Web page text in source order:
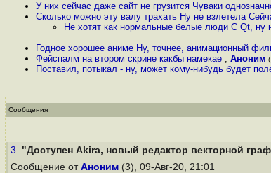
У них сейчас даже сайт не грузится Чуваки
Сколько можно эту валу трахать Ну не взлетела
Не хотят как нормальные белые люди C Qt, ну
Годное хорошее аниме Ну, точнее, анимационный
Фейспалм на втором скрине какбы намекае , Аноним
Поставил, потыкал - ну, может кому-нибудь будет
Сообщения
3. "Доступен Akira, новый редактор векторной
Сообщение от Аноним (3), 09-Авг-20, 21:01